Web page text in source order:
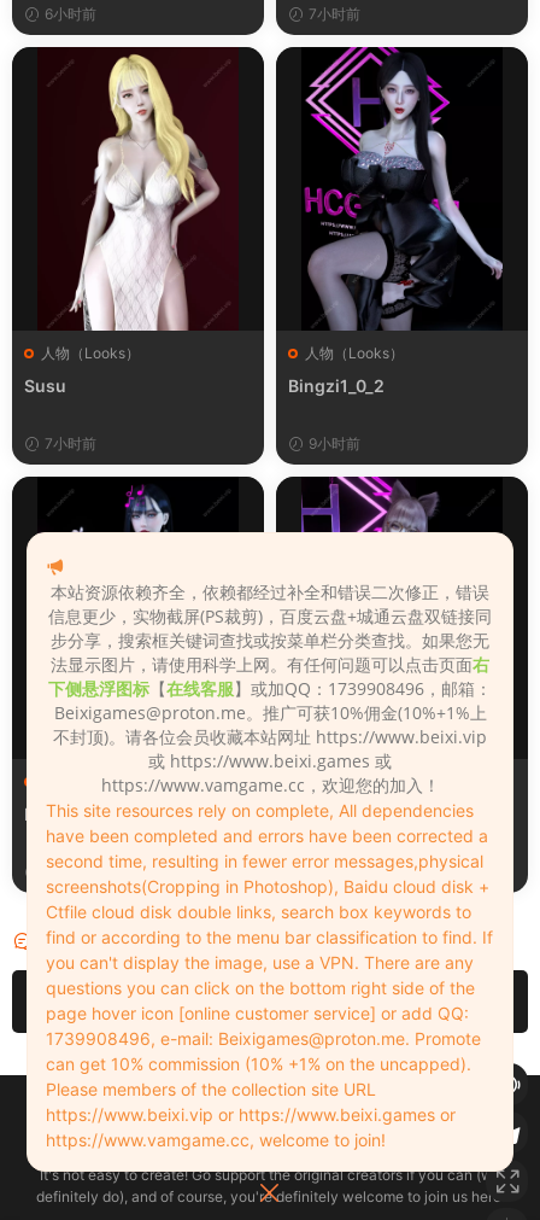
6小时前 7小时前
人物（Looks）
Susu
7小时前
人物（Looks）
Bingzi1_0_2
9小时前
人物（Looks）
Monica_2_2_2
9小时前
人物（Looks）
Lizhen2025
1天前
评论 0
请先登录
Copyleft © 2022-2026 beixi.vip - All Rights Freedom！
创作不易！有能力的同学可以去支持一下原创作者（我们绝对支持），当然
了，您加入这里我们也绝对欢迎！
It's not easy to create! Go support the original creators if you can (we
definitely do), and of course, you're definitely welcome to join us here!
本站资源依赖齐全，依赖都经过补全和错误二次修正，错误
信息更少，实物截屏(PS裁剪)，百度云盘+城通云盘双链接同
步分享，搜索框关键词查找或按菜单栏分类查找。如果您无
法显示图片，请使用科学上网。有任何问题可以点击页面右
下侧悬浮图标 【在线客服】或加QQ：1739908496，邮箱：
Beixigames@proton.me。推广可获10%佣金(10%+1%上
不封顶)。请各位会员收藏本站网址 https://www.beixi.vip
或 https://www.beixi.games 或
https://www.vamgame.cc，欢迎您的加入！
This site resources rely on complete, All dependencies
have been completed and errors have been corrected a
second time, resulting in fewer error messages,physical
screenshots(Cropping in Photoshop), Baidu cloud disk +
Ctfile cloud disk double links, search box keywords to
find or according to the menu bar classification to find. If
you can't display the image, use a VPN. There are any
questions you can click on the bottom right side of the
page hover icon [online customer service] or add QQ:
1739908496, e-mail: Beixigames@proton.me. Promote
can get 10% commission (10% +1% on the uncapped).
Please members of the collection site URL
https://www.beixi.vip or https://www.beixi.games or
https://www.vamgame.cc, welcome to join!